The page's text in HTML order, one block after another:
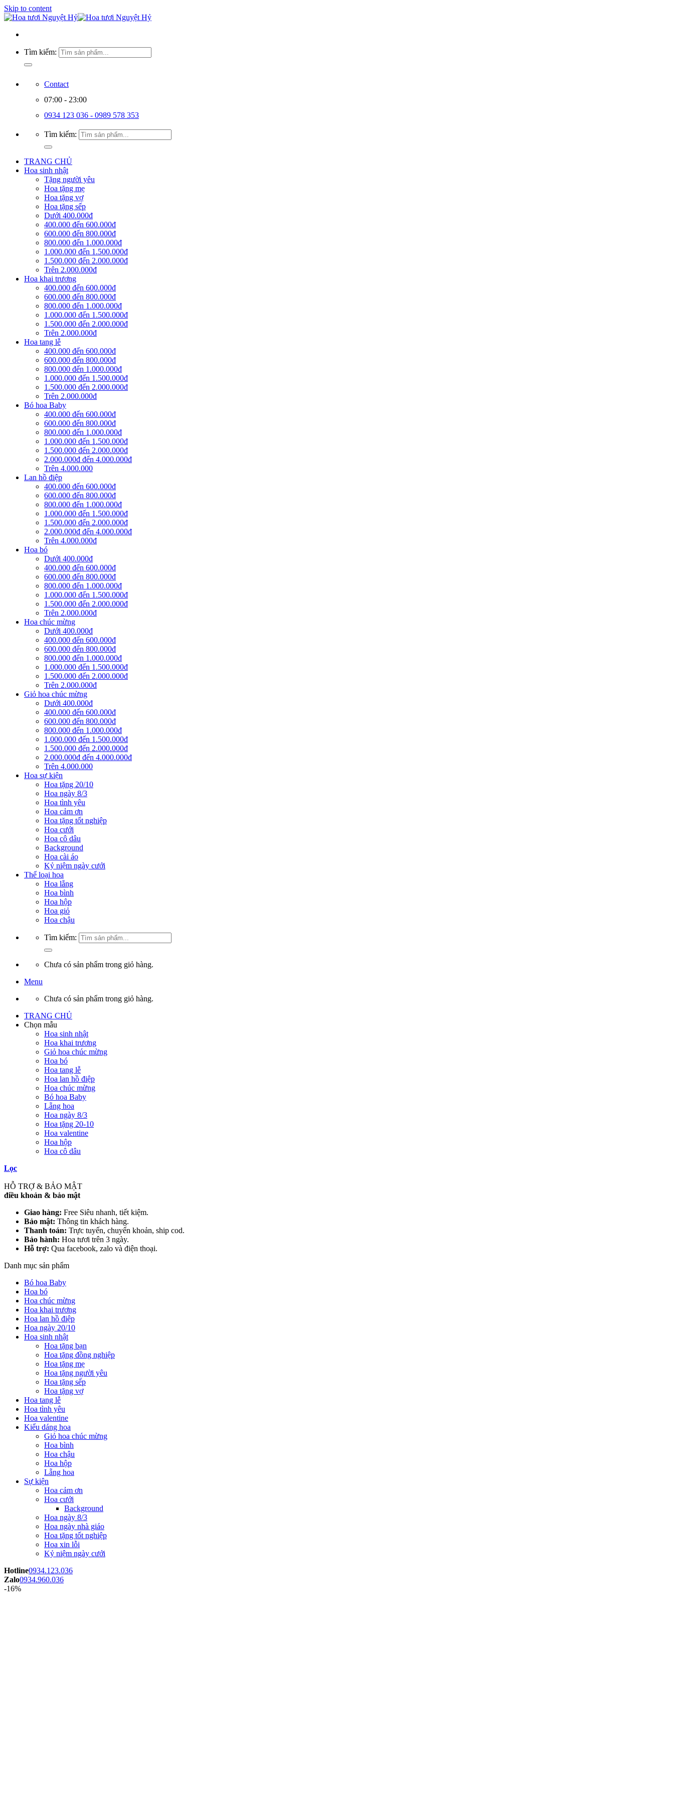
Skip to content
Tìm kiếm:
Contact
07:00 - 23:00
0934 123 036 - 0989 578 353
Tìm kiếm:
TRANG CHỦ
Hoa sinh nhật
Tặng người yêu
Hoa tặng mẹ
Hoa tặng vợ
Hoa tặng sếp
Dưới 400.000đ
400.000 đến 600.000đ
600.000 đến 800.000đ
800.000 đến 1.000.000đ
1.000.000 đến 1.500.000đ
1.500.000 đến 2.000.000đ
Trên 2.000.000đ
Hoa khai trương
400.000 đến 600.000đ
600.000 đến 800.000đ
800.000 đến 1.000.000đ
1.000.000 đến 1.500.000đ
1.500.000 đến 2.000.000đ
Trên 2.000.000đ
Hoa tang lễ
400.000 đến 600.000đ
600.000 đến 800.000đ
800.000 đến 1.000.000đ
1.000.000 đến 1.500.000đ
1.500.000 đến 2.000.000đ
Trên 2.000.000đ
Bó hoa Baby
400.000 đến 600.000đ
600.000 đến 800.000đ
800.000 đến 1.000.000đ
1.000.000 đến 1.500.000đ
1.500.000 đến 2.000.000đ
2.000.000đ đến 4.000.000đ
Trên 4.000.000
Lan hồ điệp
400.000 đến 600.000đ
600.000 đến 800.000đ
800.000 đến 1.000.000đ
1.000.000 đến 1.500.000đ
1.500.000 đến 2.000.000đ
2.000.000đ đến 4.000.000đ
Trên 4.000.000đ
Hoa bó
Dưới 400.000đ
400.000 đến 600.000đ
600.000 đến 800.000đ
800.000 đến 1.000.000đ
1.000.000 đến 1.500.000đ
1.500.000 đến 2.000.000đ
Trên 2.000.000đ
Hoa chúc mừng
Dưới 400.000đ
400.000 đến 600.000đ
600.000 đến 800.000đ
800.000 đến 1.000.000đ
1.000.000 đến 1.500.000đ
1.500.000 đến 2.000.000đ
Trên 2.000.000đ
Giỏ hoa chúc mừng
Dưới 400.000đ
400.000 đến 600.000đ
600.000 đến 800.000đ
800.000 đến 1.000.000đ
1.000.000 đến 1.500.000đ
1.500.000 đến 2.000.000đ
2.000.000đ đến 4.000.000đ
Trên 4.000.000
Hoa sự kiện
Hoa tặng 20/10
Hoa ngày 8/3
Hoa tình yêu
Hoa cảm ơn
Hoa tặng tốt nghiệp
Hoa cưới
Hoa cô dâu
Background
Hoa cài áo
Kỷ niệm ngày cưới
Thể loại hoa
Hoa lẵng
Hoa bình
Hoa hộp
Hoa giỏ
Hoa chậu
Tìm kiếm:
Chưa có sản phẩm trong giỏ hàng.
Menu
Chưa có sản phẩm trong giỏ hàng.
TRANG CHỦ
Chọn mẫu
Hoa sinh nhật
Hoa khai trương
Giỏ hoa chúc mừng
Hoa bó
Hoa tang lễ
Hoa lan hồ điệp
Hoa chúc mừng
Bó hoa Baby
Lẵng hoa
Hoa ngày 8/3
Hoa tặng 20-10
Hoa valentine
Hoa hộp
Hoa cô dâu
Lọc
HỖ TRỢ & BẢO MẬT
điều khoản & bảo mật
Giao hàng: Free Siêu nhanh, tiết kiệm.
Bảo mật: Thông tin khách hàng.
Thanh toán: Trực tuyến, chuyển khoản, ship cod.
Bảo hành: Hoa tươi trên 3 ngày.
Hỗ trợ: Qua facebook, zalo và điện thoại.
Danh mục sản phẩm
Bó hoa Baby
Hoa bó
Hoa chúc mừng
Hoa khai trương
Hoa lan hồ điệp
Hoa ngày 20/10
Hoa sinh nhật
Hoa tặng bạn
Hoa tặng đồng nghiệp
Hoa tặng mẹ
Hoa tặng người yêu
Hoa tặng sếp
Hoa tặng vợ
Hoa tang lễ
Hoa tình yêu
Hoa valentine
Kiểu dáng hoa
Giỏ hoa chúc mừng
Hoa bình
Hoa chậu
Hoa hộp
Lẵng hoa
Sự kiện
Hoa cảm ơn
Hoa cưới
Background
Hoa ngày 8/3
Hoa ngày nhà giáo
Hoa tặng tốt nghiệp
Hoa xin lỗi
Kỷ niệm ngày cưới
Hotline0934.123.036
Zalo0934.960.036
-16%